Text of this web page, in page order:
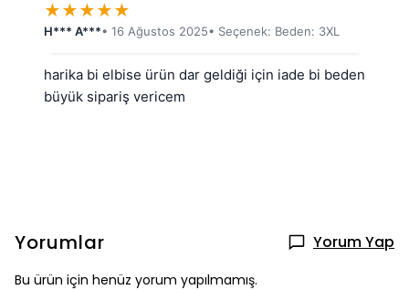
★★★★★
H*** A***• 16 Ağustos 2025• Seçenek: Beden: 3XL
harika bi elbise ürün dar geldiği için iade bi beden
büyük sipariş vericem
Yorumlar Yorum Yap
Bu ürün için henüz yorum yapılmamış.